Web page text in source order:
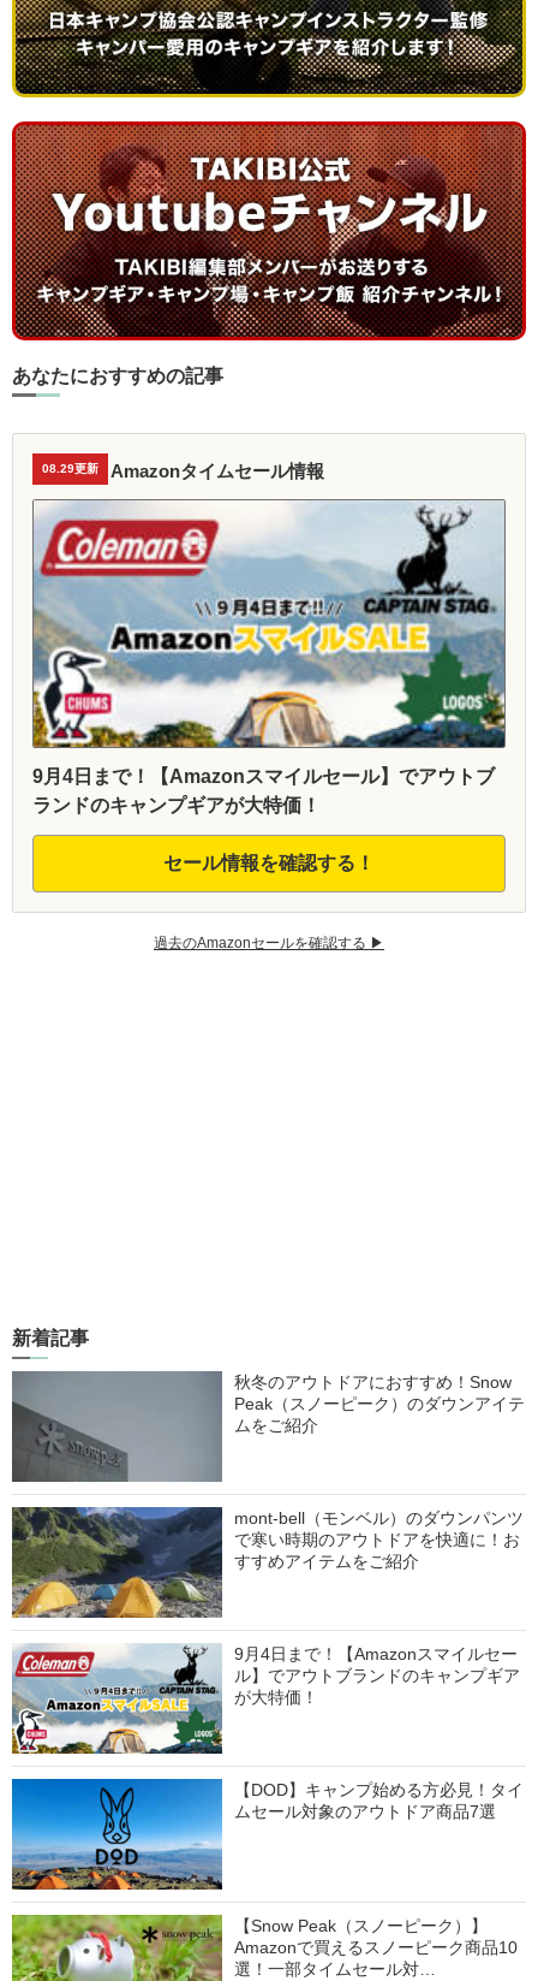
あなたにおすすめの記事
08.29更新 Amazonタイムセール情報
9月4日まで！【Amazonスマイルセール】でアウトブ
ランドのキャンプギアが大特価！
セール情報を確認する！
過去のAmazonセールを確認する ▶︎
新着記事
秋冬のアウトドアにおすすめ！Snow
Peak（スノーピーク）のダウンアイテ
ムをご紹介
mont-bell（モンベル）のダウンパンツ
で寒い時期のアウトドアを快適に！お
すすめアイテムをご紹介
9月4日まで！【Amazonスマイルセー
ル】でアウトブランドのキャンプギア
が大特価！
【DOD】キャンプ始める方必見！タイ
ムセール対象のアウトドア商品7選
【Snow Peak（スノーピーク）】
Amazonで買えるスノーピーク商品10
選！一部タイムセール対…